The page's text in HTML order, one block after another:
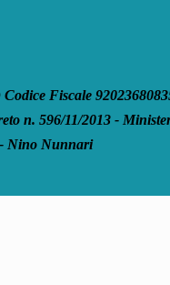
Fiscale
n. 596/11/2013 -
- Nino Nunnari